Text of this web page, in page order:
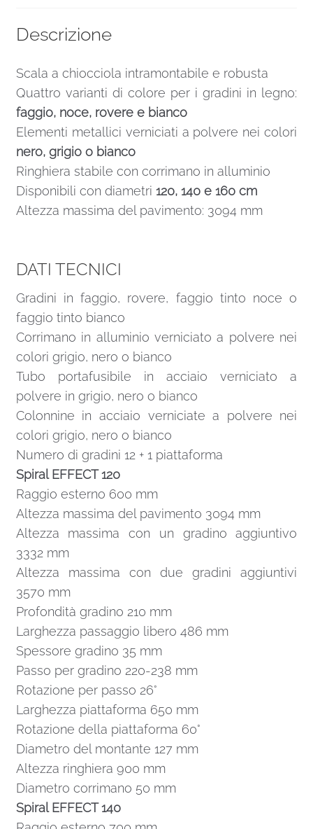
Descrizione
Scala a chiocciola intramontabile e robusta
Quattro varianti di colore per i gradini in legno:
faggio, noce, rovere e bianco
Elementi metallici verniciati a polvere nei colori
nero, grigio o bianco
Ringhiera stabile con corrimano in alluminio
Disponibili con diametri 120, 140 e 160 cm
Altezza massima del pavimento: 3094 mm
DATI TECNICI
Gradini in faggio, rovere, faggio tinto noce o
faggio tinto bianco
Corrimano in alluminio verniciato a polvere nei
colori grigio, nero o bianco
Tubo portafusibile in acciaio verniciato a
polvere in grigio, nero o bianco
Colonnine in acciaio verniciate a polvere nei
colori grigio, nero o bianco
Numero di gradini 12 + 1 piattaforma
Spiral EFFECT 120
Raggio esterno 600 mm
Altezza massima del pavimento 3094 mm
Altezza massima con un gradino aggiuntivo
3332 mm
Altezza massima con due gradini aggiuntivi
3570 mm
Profondità gradino 210 mm
Larghezza passaggio libero 486 mm
Spessore gradino 35 mm
Passo per gradino 220-238 mm
Rotazione per passo 26°
Larghezza piattaforma 650 mm
Rotazione della piattaforma 60°
Diametro del montante 127 mm
Altezza ringhiera 900 mm
Diametro corrimano 50 mm
Spiral EFFECT 140